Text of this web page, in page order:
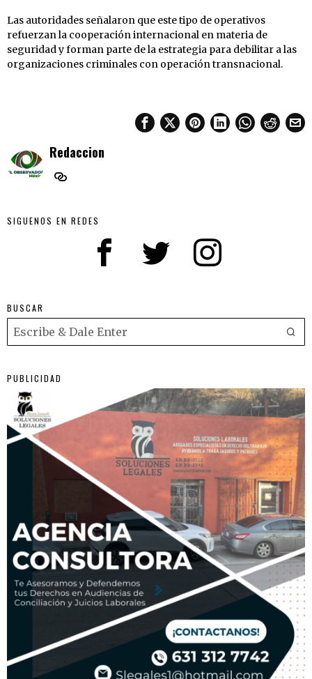
Las autoridades señalaron que este tipo de operativos
refuerzan la cooperación internacional en materia de
seguridad y forman parte de la estrategia para debilitar a las
organizaciones criminales con operación transnacional.
Redaccion
SIGUENOS EN REDES
BUSCAR
PUBLICIDAD